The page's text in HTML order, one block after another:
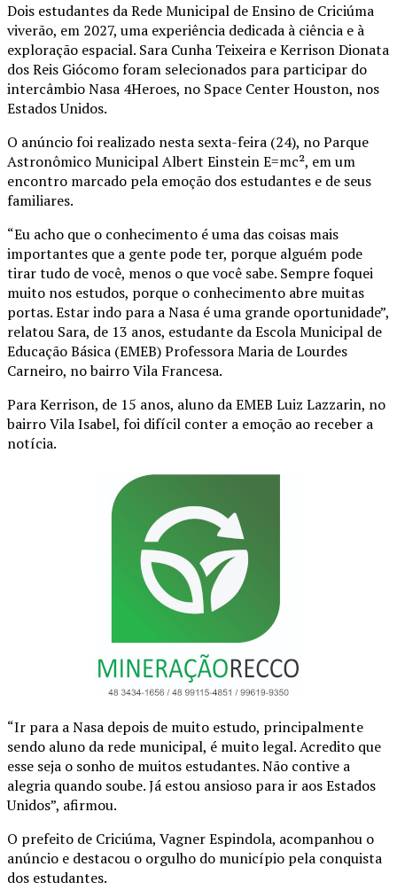
Dois estudantes da Rede Municipal de Ensino de Criciúma
viverão, em 2027, uma experiência dedicada à ciência e à
exploração espacial. Sara Cunha Teixeira e Kerrison Dionata
dos Reis Giócomo foram selecionados para participar do
intercâmbio Nasa 4Heroes, no Space Center Houston, nos
Estados Unidos.
O anúncio foi realizado nesta sexta-feira (24), no Parque
Astronômico Municipal Albert Einstein E=mc², em um
encontro marcado pela emoção dos estudantes e de seus
familiares.
“Eu acho que o conhecimento é uma das coisas mais
importantes que a gente pode ter, porque alguém pode
tirar tudo de você, menos o que você sabe. Sempre foquei
muito nos estudos, porque o conhecimento abre muitas
portas. Estar indo para a Nasa é uma grande oportunidade”,
relatou Sara, de 13 anos, estudante da Escola Municipal de
Educação Básica (EMEB) Professora Maria de Lourdes
Carneiro, no bairro Vila Francesa.
Para Kerrison, de 15 anos, aluno da EMEB Luiz Lazzarin, no
bairro Vila Isabel, foi difícil conter a emoção ao receber a
notícia.
“Ir para a Nasa depois de muito estudo, principalmente
sendo aluno da rede municipal, é muito legal. Acredito que
esse seja o sonho de muitos estudantes. Não contive a
alegria quando soube. Já estou ansioso para ir aos Estados
Unidos”, afirmou.
O prefeito de Criciúma, Vagner Espindola, acompanhou o
anúncio e destacou o orgulho do município pela conquista
dos estudantes.